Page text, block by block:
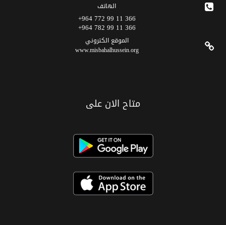
الهاتف
366 11 99 772 964+
366 11 99 782 964+
الموقع الکتروني
www.misbahalhussein.org
متاح الان على